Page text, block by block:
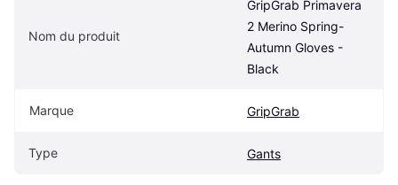
Nom du produit
GripGrab Primavera
2 Merino Spring-
Autumn Gloves -
Black
Marque GripGrab
Type Gants